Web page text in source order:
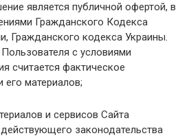
является публичной офертой, в
Гражданского Кодекса
Гражданского кодекса Украины.
с условиями
считается фактическое
его материалов;
и сервисов Сайта
законодательства